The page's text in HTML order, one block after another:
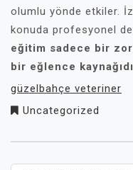
olumlu yönde etkiler.
konuda profesyonel
eğitim sadece bir
bir eğlence
güzelbahçe veteriner
Uncategorized